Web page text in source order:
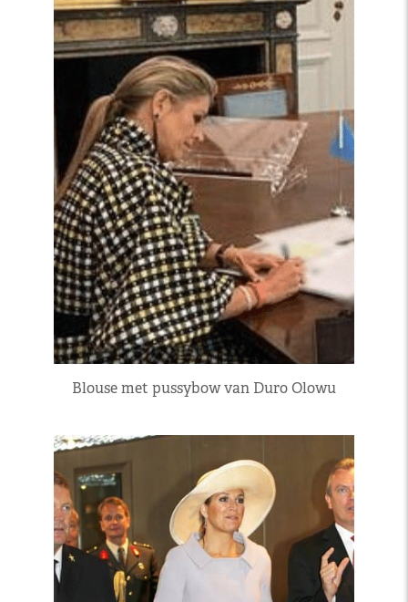
Blouse met pussybow van Duro Olowu